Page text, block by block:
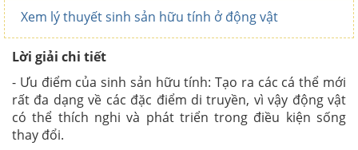
Xem lý thuyết sinh sản hữu tính ở động vật
Lời giải chi tiết
- Ưu điểm của sinh sản hữu tính: Tạo ra các cá thể mới
rất đa dạng về các đặc điểm di truyền, vì vậy động vật
có thể thích nghi và phát triển trong điều kiện sống
thay đổi.